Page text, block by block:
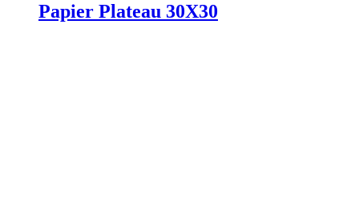
Papier Plateau 30X30